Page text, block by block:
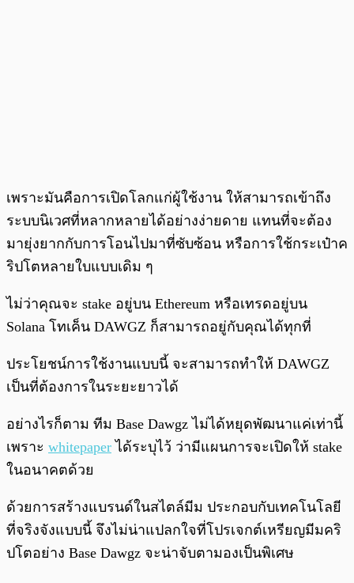
เพราะมันคือการเปิดโลกแก่ผู้ใช้งาน ให้สามารถเข้าถึง
ระบบนิเวศที่หลากหลายได้อย่างง่ายดาย แทนที่จะต้อง
มายุ่งยากกับการโอนไปมาที่ซับซ้อน หรือการใช้กระเป๋าค
ริปโตหลายใบแบบเดิม ๆ
ไม่ว่าคุณจะ stake อยู่บน Ethereum หรือเทรดอยู่บน
Solana โทเค็น DAWGZ ก็สามารถอยู่กับคุณได้ทุกที่
ประโยชน์การใช้งานแบบนี้ จะสามารถทำให้ DAWGZ
เป็นที่ต้องการในระยะยาวได้
อย่างไรก็ตาม ทีม Base Dawgz ไม่ได้หยุดพัฒนาแค่เท่านี้
เพราะ whitepaper ได้ระบุไว้ ว่ามีแผนการจะเปิดให้ stake
ในอนาคตด้วย
ด้วยการสร้างแบรนด์ในสไตล์มีม ประกอบกับเทคโนโลยี
ที่จริงจังแบบนี้ จึงไม่น่าแปลกใจที่โปรเจกต์เหรียญมีมคริ
ปโตอย่าง Base Dawgz จะน่าจับตามองเป็นพิเศษ